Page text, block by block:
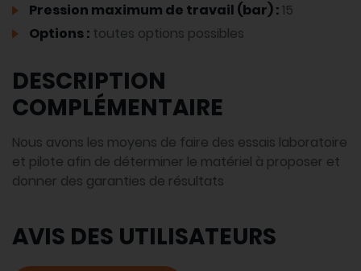
Pression maximum de travail (bar) :15
Options : toutes options possibles
DESCRIPTION
COMPLÉMENTAIRE
Nous avons les moyens de faire des essais laboratoire
et pilote afin de déterminer le matériel à proposer et
donner des garanties de résultats
AVIS DES UTILISATEURS